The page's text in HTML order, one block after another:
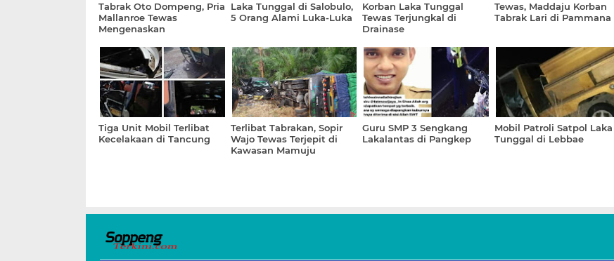
Tabrak Oto Dompeng, Pria
Mallanroe Tewas
Mengenaskan
Laka Tunggal di Salobulo,
5 Orang Alami Luka-Luka
Korban Laka Tunggal
Tewas Terjungkal di
Drainase
Tewas, Maddaju Korban
Tabrak Lari di Pammana
Tiga Unit Mobil Terlibat
Kecelakaan di Tancung
Terlibat Tabrakan, Sopir
Wajo Tewas Terjepit di
Kawasan Mamuju
Guru SMP 3 Sengkang
Lakalantas di Pangkep
Mobil Patroli Satpol Laka
Tunggal di Lebbae